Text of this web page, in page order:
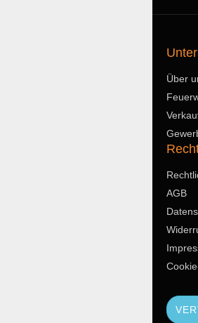
Über
AGB